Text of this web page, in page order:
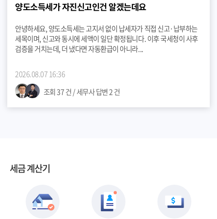
양도소득세가 자진신고인건 알겠는데요
안녕하세요, 양도소득세는 고지서 없이 납세자가 직접 신고·납부하는
세목이며, 신고와 동시에 세액이 일단 확정됩니다. 이후 국세청이 사후
검증을 거치는데, 더 냈다면 자동환급이 아니라...
2026.08.07 16:36
조회 37 건 / 세무사 답변 2 건
세금 계산기